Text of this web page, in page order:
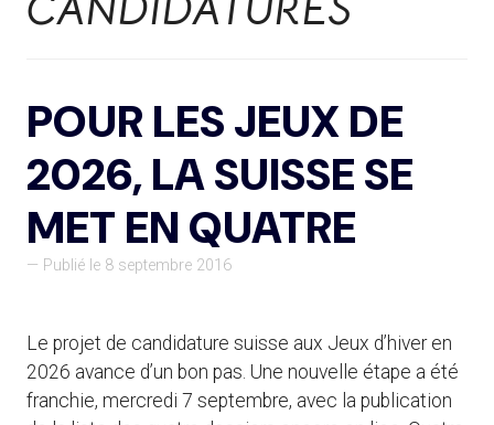
POUR LES JEUX DE
2026, LA SUISSE SE
MET EN QUATRE
— Publié le 8 septembre 2016
Le projet de candidature suisse aux Jeux d’hiver en
2026 avance d’un bon pas. Une nouvelle étape a été
franchie, mercredi 7 septembre, avec la publication